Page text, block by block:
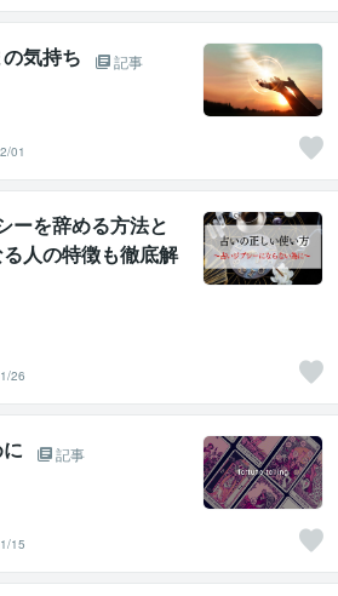
気持ち
記事
01
ーを辞める方法と
人の特徴も徹底解
26
記事
15